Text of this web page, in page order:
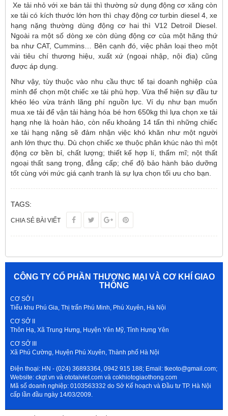
Xe tải nhỏ với xe bán tải thì thường sử dụng động cơ xăng còn
xe tải có kích thước lớn hơn thì chạy động cơ turbin diesel 4, xe
hạng nặng thường dùng động cơ hai thì V12 Detroil Diesel.
Ngoài ra một số dòng xe còn dùng động cơ của một hãng thứ
ba như CAT, Cummins… Bên cạnh đó, việc phân loại theo một
vài tiêu chí thương hiệu, xuất xứ (ngoại nhập, nội địa) cũng
được áp dụng.
Như vậy, tùy thuộc vào nhu cầu thực tế tại doanh nghiệp của
mình để chọn một chiếc xe tải phù hợp. Vừa thể hiện sự đầu tư
khéo léo vừa tránh lãng phí nguồn lực. Ví dụ như bạn muốn
mua xe tải để vận tải hàng hóa bé hơn 650kg thì lựa chọn xe tải
hạng nhẹ là hoàn hảo, còn nếu khoảng 14 tấn thì những chiếc
xe tải hạng nặng sẽ đảm nhận việc khó khăn như một người
anh lớn thực thụ. Dù chọn chiếc xe thuộc phân khúc nào thì một
động cơ bền bỉ, chất lượng; thiết kế hợp lí, thẩm mĩ; nột thất
ngoại thất sang trọng, đẳng cấp; chế độ bảo hành bảo dưỡng
tốt cùng với mức giá cạnh tranh là sự lựa chọn tối ưu cho bạn.
TAGS:
CHIA SẺ BÀI VIẾT
CÔNG TY CỔ PHẦN THƯƠNG MẠI VÀ CƠ KHÍ GIAO
THÔNG
CƠ SỞ I
Tiểu khu Phú Gia, Thị trấn Phú Minh, Phú Xuyên, Hà Nội
CƠ SỞ II
Thôn Hạ, Xã Trung Hưng, Huyện Yên Mỹ, Tỉnh Hưng Yên
CƠ SỞ III
Xã Phú Cường, Huyện Phú Xuyên, Thành phố Hà Nội
Điện thoại: HN - (024) 36893364, 0942 915 188; Email: tkeoto@gmail.com;
Website: ckgt.vn và ototaiviet.com và cokhiotogiaothong.com
Mã số doanh nghiệp: 0103563332 do Sở Kế hoạch và Đầu tư TP. Hà Nội
cấp lần đầu ngày 14/03/2009.